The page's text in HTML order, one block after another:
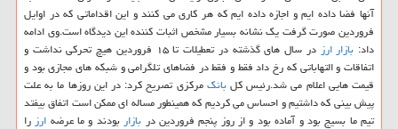
آنها فضا داده ایم و اجازه داده ایم كه هر كاری می كنند و این اقداماتی كه در اوایل
فروردین صورت گرفت یك نشانه بسیار مشخص اثبات كننده این دیدگاه است.وی ادامه
داد: بازار ارز
در سال های گذشته در تعطیلات تا ۱۵ فروردین هیچ تحركی نداشت و
اتفاقات و التهاباتی كه رخ داد فقط و فقط در فضاهای تلگرامی و شبكه های مجازی بود و
قیمت هایی اعلام می شد.رئیس كلبانكمركزی تصریح كرد: در این روزها ما به علت
پیش بینی كه داشتیم و احساس می كردیم كه همینطور مساله ای ممكن است اتفاق بیفتد
تیم ما بسیج بود و آماده بود و از روز پنجم فروردین در بازاربودند و ما عرضه ارزرا